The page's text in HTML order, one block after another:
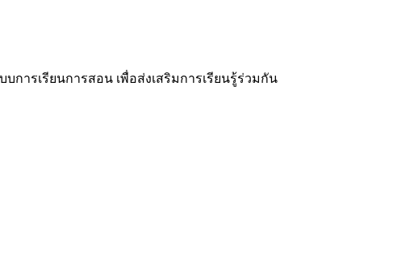
การเรียนการสอน เพื่อส่งเสริมการเรียนรู้ร่วมกัน